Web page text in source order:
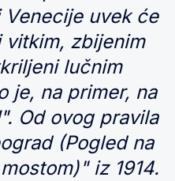
Venecije uvek će
zbijenim
lučnim
je, na primer, na
Od ovog pravila
(Pogled na
iz 1914.